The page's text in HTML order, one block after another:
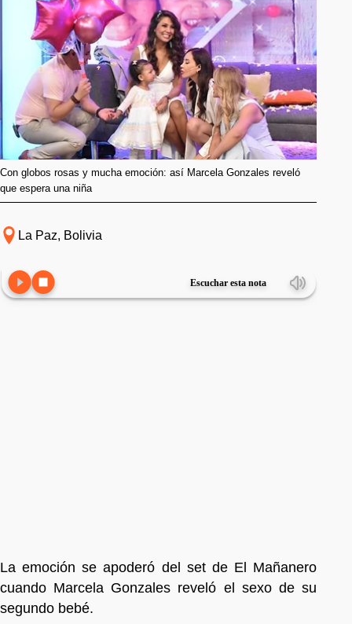
Con globos rosas y mucha emoción: así Marcela Gonzales reveló
que espera una niña
La Paz, Bolivia
Escuchar esta nota
La emoción se apoderó del set de El Mañanero
cuando Marcela Gonzales reveló el sexo de su
segundo bebé.